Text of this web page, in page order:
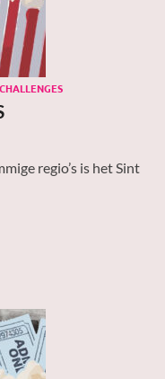
CHALLENGES
regio’s is het Sint